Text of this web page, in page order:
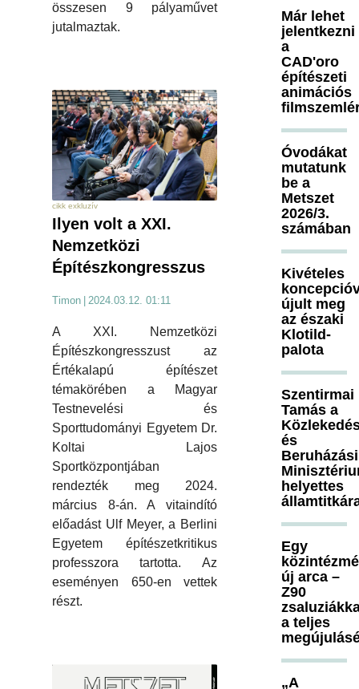
összesen 9 pályaművet
jutalmaztak.
cikk exkluzív
Ilyen volt a XXI.
Nemzetközi
Építészkongresszus
Timon | 2024.03.12. 01:11
A XXI. Nemzetközi
Építészkongresszust az
Értékalapú építészet
témakörében a Magyar
Testnevelési és
Sporttudományi Egyetem Dr.
Koltai Lajos
Sportközpontjában
rendezték meg 2024.
március 8-án. A vitaindító
előadást Ulf Meyer, a Berlini
Egyetem építészetkritikus
professzora tartotta. Az
eseményen 650-en vettek
részt.
Már lehet
jelentkezni
a
CAD'oro
építészeti
animációs
Óvodákat
mutatunk
be a
Metszet
2026/3.
számában
Kivételes
újult meg
az északi
Klotild-
palota
Szentirmai
Tamás a
és
Beruházási
helyettes
Egy
új arca –
Z90
a teljes
„A